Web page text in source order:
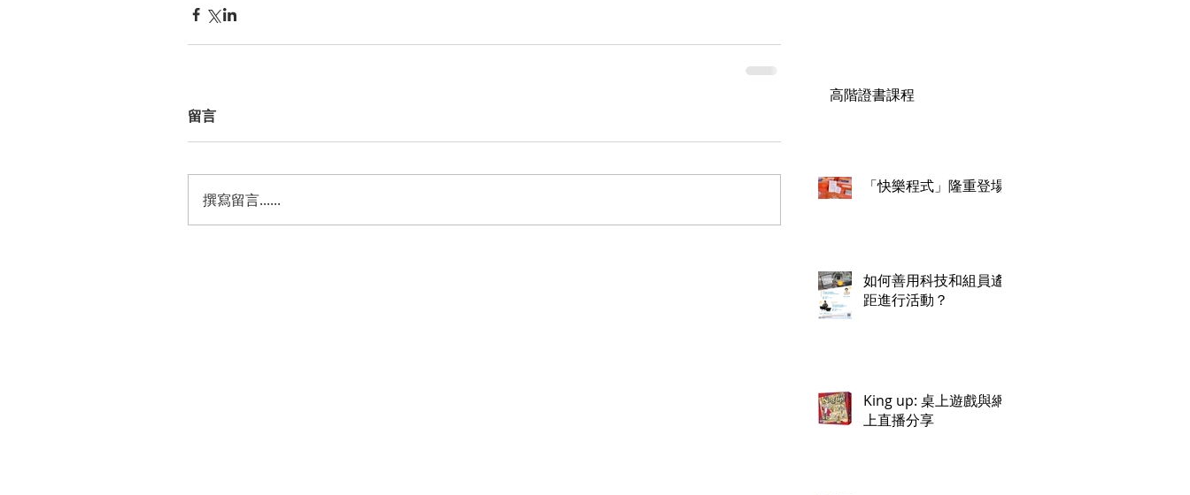
留言
撰寫留言......
高階證書課程
「快樂程式」隆重登場
如何善用科技和組員遙
距進行活動？
King up: 桌上遊戲與網
上直播分享